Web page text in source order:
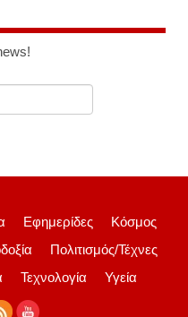
Εφημερίδες
Κόσμος
Πολιτισμός/Τέχνες
Τεχνολογία Υγεία